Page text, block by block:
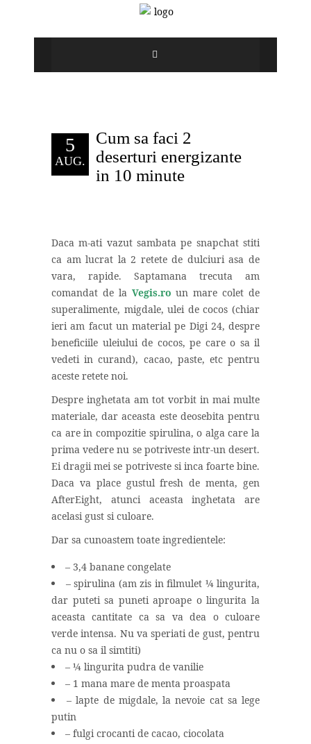
5
AUG.
Cum sa faci 2
deserturi energizante
in 10 minute
Daca m-ati vazut sambata pe snapchat stiti
ca am lucrat la 2 retete de dulciuri asa de
vara, rapide. Saptamana trecuta am
comandat de la Vegis.ro un mare colet de
superalimente, migdale, ulei de cocos (chiar
ieri am facut un material pe Digi 24, despre
beneficiile uleiului de cocos, pe care o sa il
vedeti in curand), cacao, paste, etc pentru
aceste retete noi.
Despre inghetata am tot vorbit in mai multe
materiale, dar aceasta este deosebita pentru
ca are in compozitie spirulina, o alga care la
prima vedere nu se potriveste intr-un desert.
Ei dragii mei se potriveste si inca foarte bine.
Daca va place gustul fresh de menta, gen
AfterEight, atunci aceasta inghetata are
acelasi gust si culoare.
Dar sa cunoastem toate ingredientele:
– 3,4 banane congelate
– spirulina (am zis in filmulet ¼ lingurita,
dar puteti sa puneti aproape o lingurita la
aceasta cantitate ca sa va dea o culoare
verde intensa. Nu va speriati de gust, pentru
ca nu o sa il simtiti)
– ¼ lingurita pudra de vanilie
– 1 mana mare de menta proaspata
– lapte de migdale, la nevoie cat sa lege
putin
– fulgi crocanti de cacao, ciocolata